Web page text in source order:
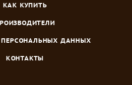
КАК КУПИТЬ
ПЕРСОНАЛЬНЫХ ДАННЫХ
КОНТАКТЫ